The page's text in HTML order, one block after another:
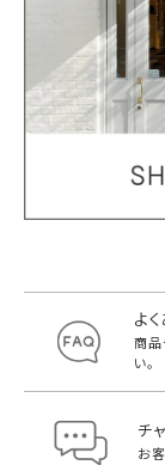
よ
商品
い。
チ
お